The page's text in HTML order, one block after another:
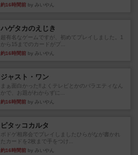
約16時間前 by みいやん
ハゲタカのえじき
超有名なゲームですが、初めてプレイしました。1
から15までのカードがプ...
約16時間前 by みいやん
ジャスト・ワン
まぁ面白かった‼️よくテレビとかのバラエティなん
かで、お題がわからずに...
約16時間前 by みいやん
ピタッコカルタ
ボドゲ相席会でプレイしましたひらがなが書かれ
たカードを2枚まで手をつけ...
約16時間前 by みいやん